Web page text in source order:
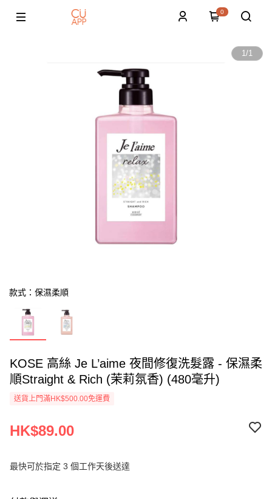
0
1/1
款式：保濕柔順
KOSE 高絲 Je L’aime 夜間修復洗髮露 - 保濕柔
順Straight & Rich (茉莉氛香) (480毫升)
送貨上門滿HK$500.00免運費
HK$89.00
最快可於指定 3 個工作天後送達